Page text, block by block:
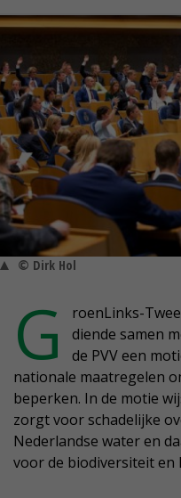
© Dirk Hol
G
roenLinks-
diende samen
de PVV een
nationale maatregelen
beperken. In de motie
zorgt voor schadelijke
Nederlandse water en
voor de biodiversiteit en